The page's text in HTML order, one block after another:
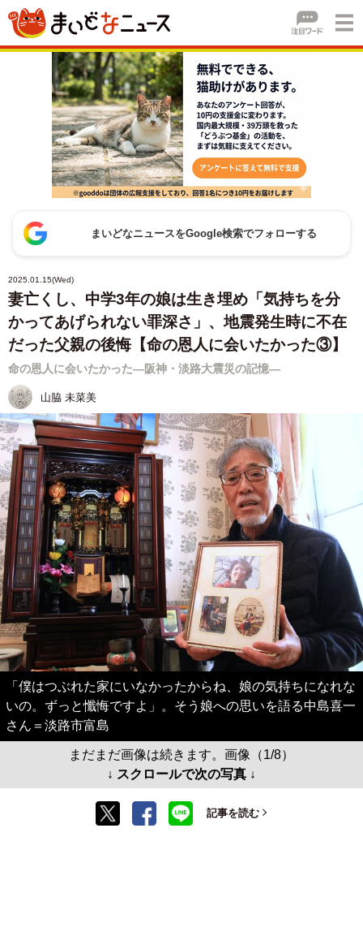
まいどなニュースをGoogle検索でフォローする
2025.01.15(Wed)
妻亡くし、中学3年の娘は生き埋め「気持ちを分
かってあげられない罪深さ」、地震発生時に不在
だった父親の後悔【命の恩人に会いたかった③】
命の恩人に会いたかった―阪神・淡路大震災の記憶―
山脇 未菜美
「僕はつぶれた家にいなかったからね、娘の気持ちになれな
いの。ずっと懺悔ですよ」。そう娘への思いを語る中島喜一
さん＝淡路市富島
まだまだ画像は続きます。画像（1/8）
↓ スクロールで次の写真 ↓
記事を読む